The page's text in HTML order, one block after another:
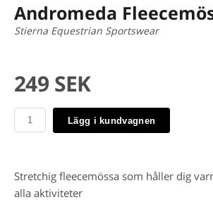
Andromeda
Stierna Equestrian Sportswear
249 SEK
Lägg i kundvagnen
Stretchig fleecemössa som håller dig
alla aktiviteter